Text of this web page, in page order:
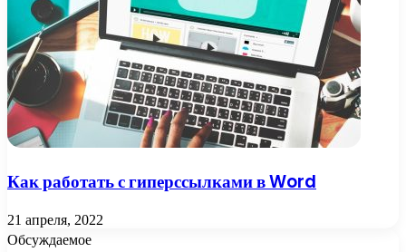
Как работать с гиперссылками в Word
21 апреля, 2022
Обсуждаемое